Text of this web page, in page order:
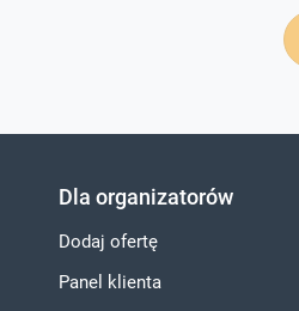
Dla organizatorów
Dodaj ofertę
Panel klienta